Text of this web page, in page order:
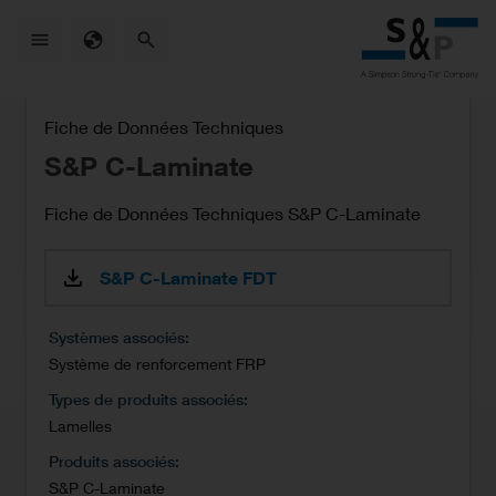
Fiche de Données Techniques
S&P C-Laminate
Fiche de Données Techniques S&P C-Laminate
S&P C-Laminate FDT
Systèmes associés
Système de renforcement FRP
Types de produits associés
Lamelles
Produits associés
S&P C-Laminate